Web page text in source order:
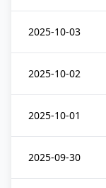
2025-10-03
2025-10-02
2025-10-01
2025-09-30